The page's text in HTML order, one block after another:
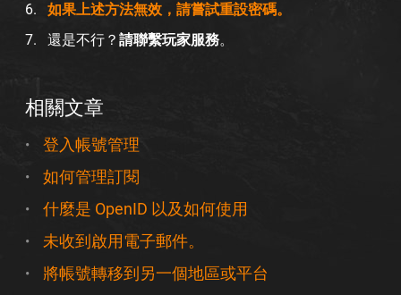
如果上述方法無效，請嘗試重設密碼。
還是不行？ 請聯繫玩家服務。
相關文章
登入帳號管理
如何管理訂閱
什麼是 OpenID 以及如何使用
未收到啟用電子郵件。
將帳號轉移到另一個地區或平台